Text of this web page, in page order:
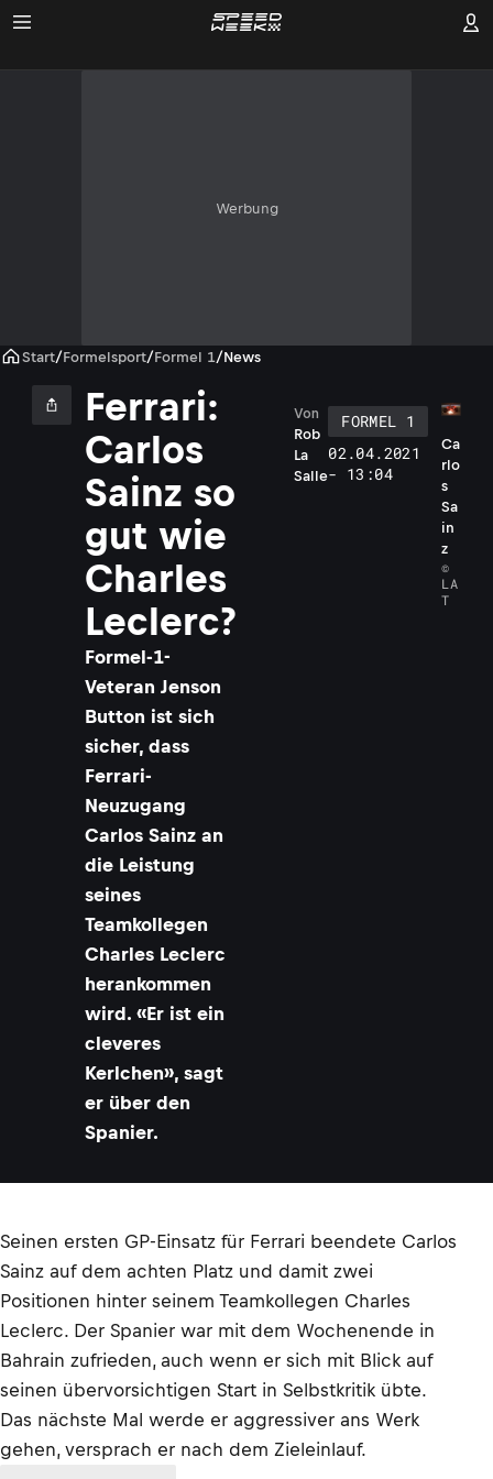
Werbung
Start/Formelsport/Formel 1/News
Ferrari:
Carlos
Sainz so
gut wie
Charles
Leclerc?
Formel-1-
Veteran Jenson
Button ist sich
sicher, dass
Ferrari-
Neuzugang
Carlos Sainz an
die Leistung
seines
Teamkollegen
Charles Leclerc
herankommen
wird. «Er ist ein
cleveres
Kerlchen», sagt
er über den
Spanier.
Rob
La
Salle
Von
FORMEL 1
02.04.2021
- 13:04
Ca
rlo
s
Sa
in
z
©
LA
T
Seinen ersten GP-Einsatz für Ferrari beendete Carlos
Sainz auf dem achten Platz und damit zwei
Positionen hinter seinem Teamkollegen Charles
Leclerc. Der Spanier war mit dem Wochenende in
Bahrain zufrieden, auch wenn er sich mit Blick auf
seinen übervorsichtigen Start in Selbstkritik übte.
Das nächste Mal werde er aggressiver ans Werk
gehen, versprach er nach dem Zieleinlauf.